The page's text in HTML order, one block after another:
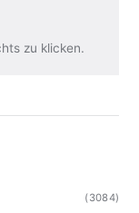
zu klicken.
(3084)